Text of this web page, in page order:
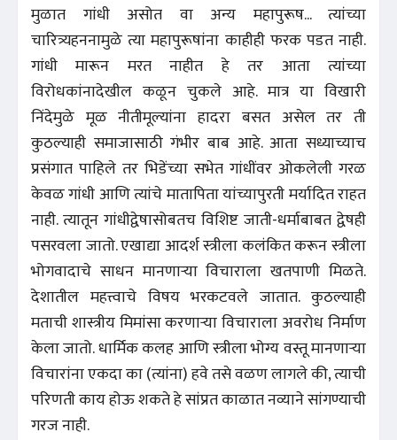
मुळात गांधी असोत वा अन्य महापुरूष... त्यांच्या
चारित्र्यहननामुळे त्या महापुरूषांना काहीही फरक पडत नाही.
गांधी मारून मरत नाहीत हे तर आता त्यांच्या
विरोधकांनादेखील कळून चुकले आहे. मात्र या विखारी
निंदेमुळे मूळ नीतीमूल्यांना हादरा बसत असेल तर ती
कुठल्याही समाजासाठी गंभीर बाब आहे. आता सध्याच्याच
प्रसंगात पाहिले तर भिडेंच्या सभेत गांधींवर ओकलेली गरळ
केवळ गांधी आणि त्यांचे मातापिता यांच्यापुरती मर्यादित राहत
नाही. त्यातून गांधीद्वेषासोबतच विशिष्ट जाती-धर्माबाबत द्वेषही
पसरवला जातो. एखाद्या आदर्श स्त्रीला कलंकित करून स्त्रीला
भोगवादाचे साधन मानणाऱ्या विचाराला खतपाणी मिळते.
देशातील महत्त्वाचे विषय भरकटवले जातात. कुठल्याही
मताची शास्त्रीय मिमांसा करणाऱ्या विचाराला अवरोध निर्माण
केला जातो. धार्मिक कलह आणि स्त्रीला भोग्य वस्तू मानणाऱ्या
विचारांना एकदा का (त्यांना) हवे तसे वळण लागले की, त्याची
परिणती काय होऊ शकते हे सांप्रत काळात नव्याने सांगण्याची
गरज नाही.